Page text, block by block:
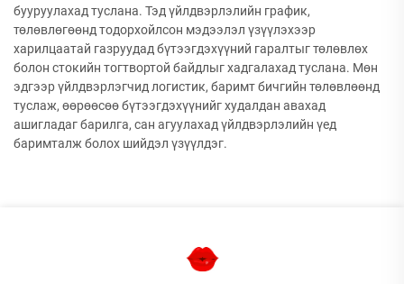
бууруулахад туслана. Тэд үйлдвэрлэлийн график,
төлөвлөгөөнд тодорхойлсон мэдээлэл үзүүлэхээр
харилцаатай газруудад бүтээгдэхүүний гаралтыг төлөвлөх
болон стокийн тогтвортой байдлыг хадгалахад туслана. Мөн
эдгээр үйлдвэрлэгчид логистик, баримт бичгийн төлөвлөөнд
туслаж, өөрөөсөө бүтээгдэхүүнийг худалдан авахад
ашигладаг барилга, сан агуулахад үйлдвэрлэлийн үед
баримталж болох шийдэл үзүүлдэг.